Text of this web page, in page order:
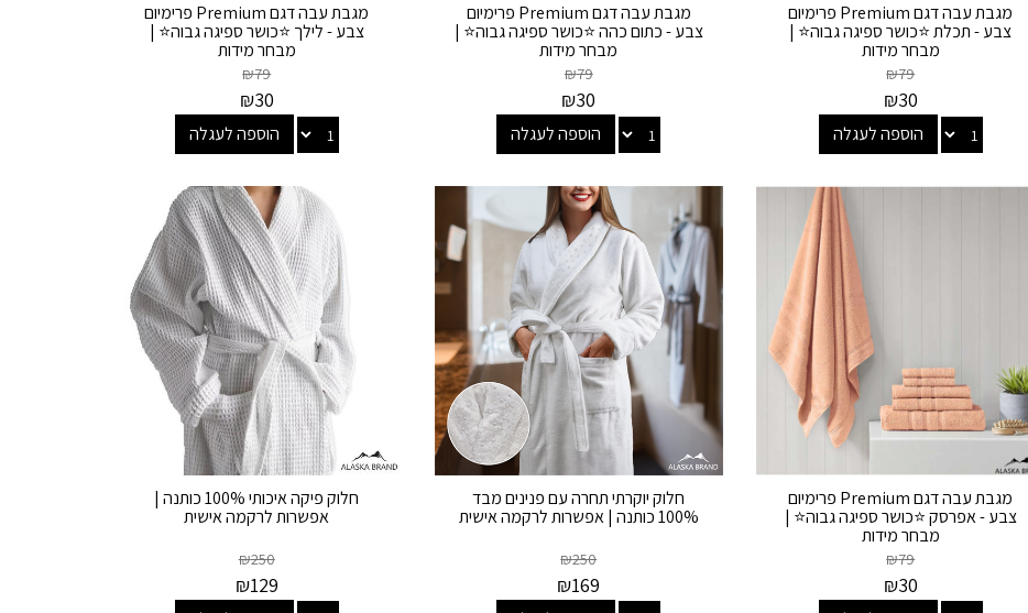
מגבת עבה דגם Premium פרימיום
צבע - תכלת ⭐כושר ספיגה גבוה⭐ |
מבחר מידות
₪79
₪30
הוספה לעגלה
מגבת עבה דגם Premium פרימיום
צבע - כתום כהה ⭐כושר ספיגה גבוה⭐ |
מבחר מידות
₪79
₪30
הוספה לעגלה
מגבת עבה דגם Premium פרימיום
צבע - לילך ⭐כושר ספיגה גבוה⭐ |
מבחר מידות
₪79
₪30
הוספה לעגלה
מגבת עבה דגם Premium פרימיום
צבע - אפרסק ⭐כושר ספיגה גבוה⭐ |
מבחר מידות
₪79
₪30
חלוק יוקרתי תחרה עם פנינים מבד
100% כותנה | אפשרות לרקמה אישית
₪250
₪169
חלוק פיקה איכותי 100% כותנה |
אפשרות לרקמה אישית
₪250
₪129